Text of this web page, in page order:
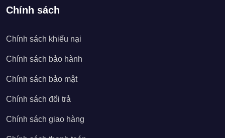
Chính sách
Chính sách khiếu nại
Chính sách bảo hành
Chính sách bảo mật
Chính sách đổi trả
Chính sách giao hàng